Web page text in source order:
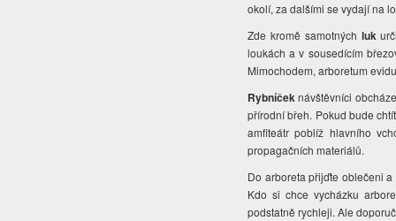
okolí, za dalšími se vydají na
Zde kromě samotných luk
loukách a v sousedícím
Mimochodem, arboretum
Rybníčeknávštěvníci
přírodní břeh. Pokud bude
amfiteátr poblíž hlavního
propagačních materiálů.
Do arboreta přijďte oblečeni
Kdo si chce vycházku
podstatně rychleji. Ale